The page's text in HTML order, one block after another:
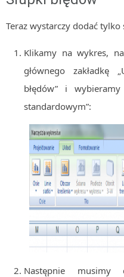
Teraz wystarczy dodać tylko
Klikamy na wykres,
głównego zakładkę
błędów” i
standardowym”:
Następnie musimy